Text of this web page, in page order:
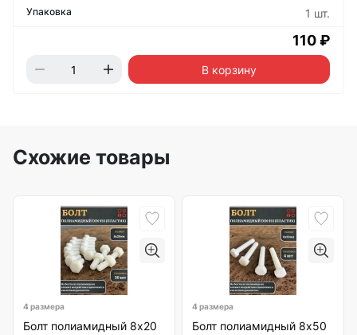
1 шт.
110 ₽
В корзину
Схожие товары
4 размера
Болт полиамидный 8х20
4 размера
Болт полиамидный 8х50